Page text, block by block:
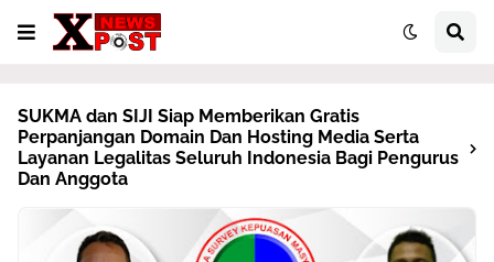
SUKMA dan SIJI Siap Memberikan Gratis
Perpanjangan Domain Dan Hosting Media Serta
Layanan Legalitas Seluruh Indonesia Bagi Pengurus
Dan Anggota